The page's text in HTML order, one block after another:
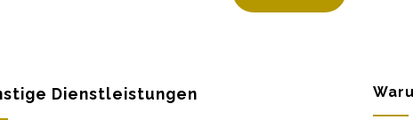
Dienstleistungen